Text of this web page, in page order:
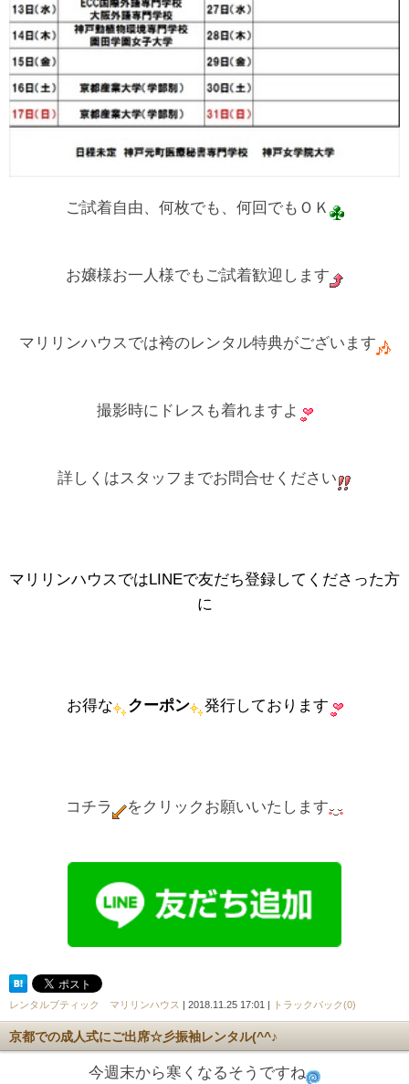
ご試着自由、何枚でも、何回でもＯＫ
お嬢様お一人様でもご試着歓迎します
マリリンハウスでは袴のレンタル特典がございます
撮影時にドレスも着れますよ
詳しくはスタッフまでお問合せください
マリリンハウスではLINEで友だち登録してくださった方
に
お得な クーポン 発行しております
コチラ をクリックお願いいたします
レンタルブティック マリリンハウス | 2018.11.25 17:01 | トラックバック(0)
京都での成人式にご出席☆彡振袖レンタル(^^♪
今週末から寒くなるそうですね